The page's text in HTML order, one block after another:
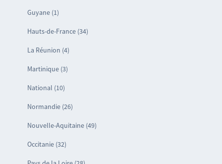
Guyane (1)
Hauts-de-France (34)
La Réunion (4)
Martinique (3)
National (10)
Normandie (26)
Nouvelle-Aquitaine (49)
Occitanie (32)